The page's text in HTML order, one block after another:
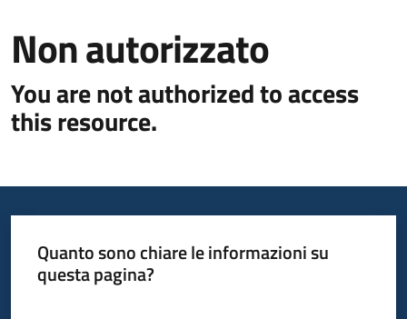
Novità
Strategia
Dati
del
territorio
Non autorizzato
You are not authorized to access
this resource.
Quanto sono chiare le informazioni su
questa pagina?